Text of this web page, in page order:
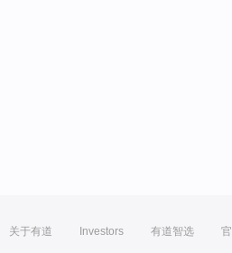
关于有道 Investors 有道智选